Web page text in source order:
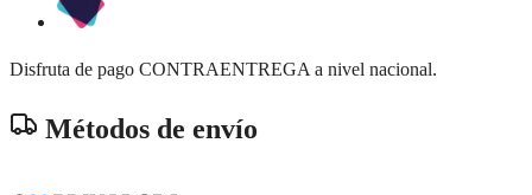
Disfruta de pago CONTRAENTREGA a nivel nacional.
Métodos de envío